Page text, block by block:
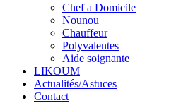
Chef a Domicile
Nounou
Chauffeur
Polyvalentes
Aide soignante
LIKOUM
Actualités/Astuces
Contact